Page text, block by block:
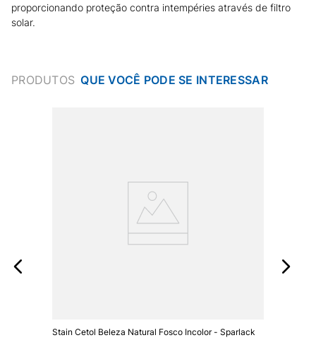
proporcionando proteção contra intempéries através de filtro
solar.
PRODUTOS
Stain Cetol Beleza Natural Fosco Incolor - Sparlack